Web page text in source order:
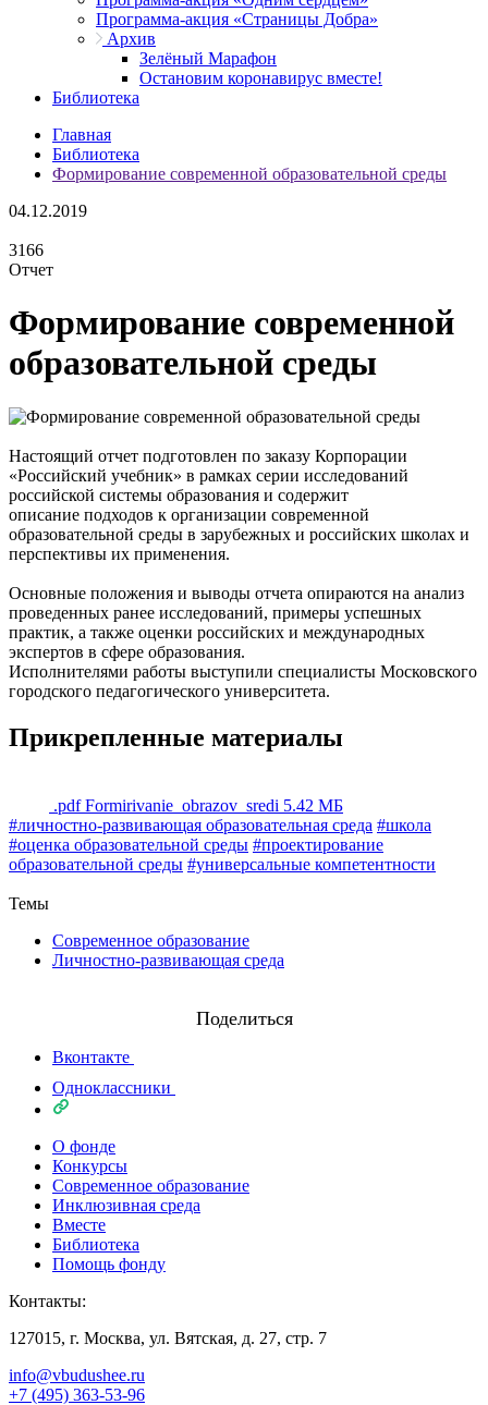
Программа-акция «Страницы Добра»
Архив
Зелёный Марафон
Остановим коронавирус вместе!
Библиотека
Главная
Библиотека
Формирование современной образовательной среды
04.12.2019
3166
Отчет
Формирование современной
образовательной среды
Настоящий отчет подготовлен по заказу Корпорации
«Российский учебник» в рамках серии исследований
российской системы образования и содержит
описание подходов к организации современной
образовательной среды в зарубежных и российских школах и
перспективы их применения.
Основные положения и выводы отчета опираются на анализ
проведенных ранее исследований, примеры успешных
практик, а также оценки российских и международных
экспертов в сфере образования.
Исполнителями работы выступили специалисты Московского
городского педагогического университета.
Прикрепленные материалы
.pdf Formirivanie_obrazov_sredi 5.42 МБ
#личностно-развивающая образовательная среда #школа
#оценка образовательной среды #проектирование
образовательной среды #универсальные компетентности
Темы
Современное образование
Личностно-развивающая среда
Поделиться
Вконтакте
Одноклассники
О фонде
Конкурсы
Современное образование
Инклюзивная среда
Вместе
Библиотека
Помощь фонду
Контакты:
127015, г. Москва, ул. Вятская, д. 27, стр. 7
info@vbudushee.ru
+7 (495) 363-53-96